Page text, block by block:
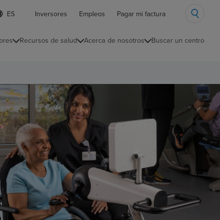
Inversores Empleos Pagar mi factura
Recursos de salud Acerca de nosotros Buscar un centro